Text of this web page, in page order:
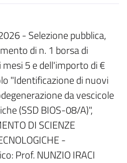
- Selezione pubblica,
di n. 1 borsa di
5 e dell'importo di €
"Identificazione di nuovi
da vescicole
(SSD BIOS-08/A)",
DI SCIENZE
-
Prof. NUNZIO IRACI